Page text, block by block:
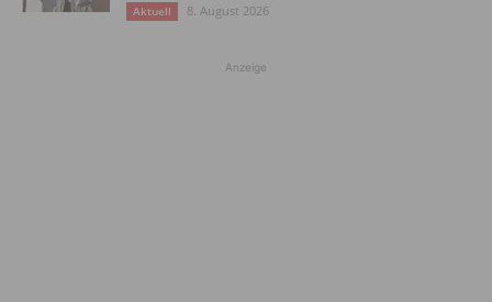
Aktuell 8. August 2026
Anzeige